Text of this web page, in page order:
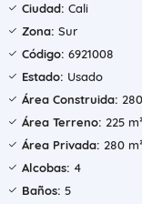
Ciudad: Cali
Zona: Sur
Código: 6921008
Estado: Usado
Área Construida:
Área Terreno: 225 m²
Área Privada: 280 m²
Alcobas: 4
Baños: 5